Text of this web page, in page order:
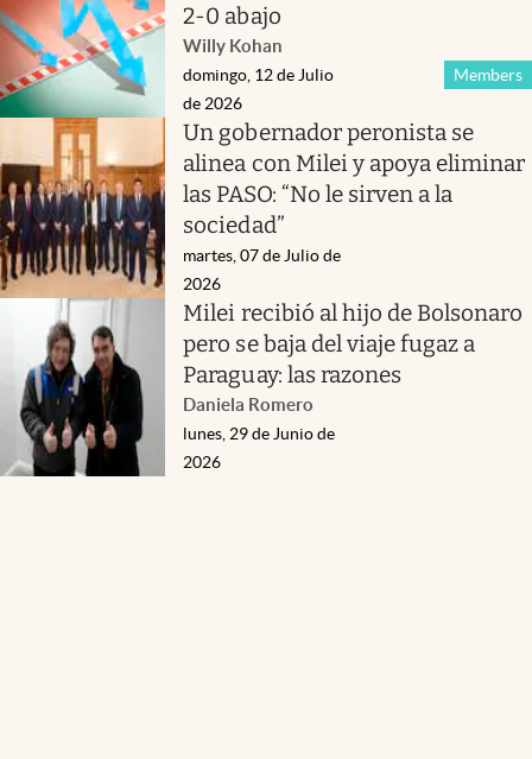
2-0 abajo
Willy Kohan
Members
domingo, 12 de Julio
de 2026
Un gobernador peronista se
alinea con Milei y apoya eliminar
las PASO: “No le sirven a la
sociedad”
martes, 07 de Julio de
2026
Milei recibió al hijo de Bolsonaro
pero se baja del viaje fugaz a
Paraguay: las razones
Daniela Romero
lunes, 29 de Junio de
2026